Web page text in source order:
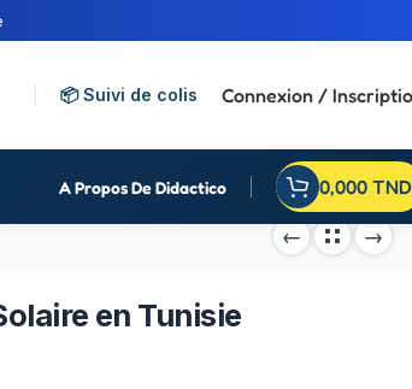
📦 Suivi de colis Connexion /
A Propos De Didactico 0,000 TND
en Tunisie